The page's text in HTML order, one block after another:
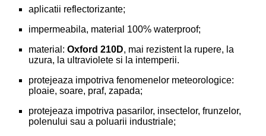
aplicatii reflectorizante;
impermeabila, material 100% waterproof;
material: Oxford 210D, mai rezistent la rupere, la
uzura, la ultraviolete si la intemperii.
protejeaza impotriva fenomenelor meteorologice:
ploaie, soare, praf, zapada;
protejeaza impotriva pasarilor, insectelor, frunzelor,
polenului sau a poluarii industriale;